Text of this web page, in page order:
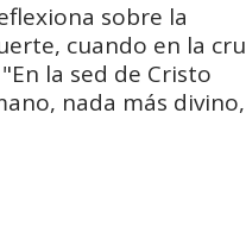
sobre la
cuando en la
la sed de Cristo
nada más divino,